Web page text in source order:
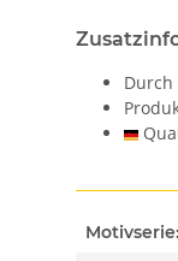
Motivserie: